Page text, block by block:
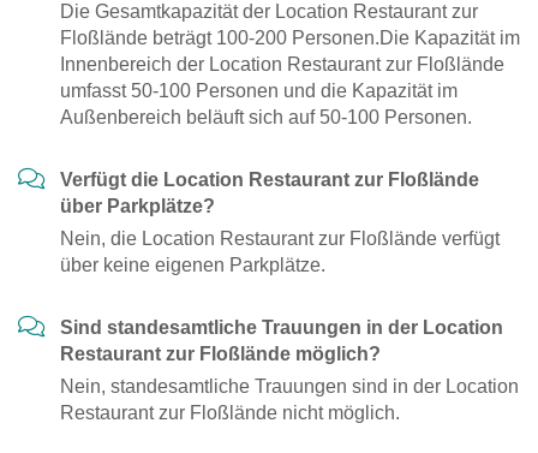
Die Gesamtkapazität der Location Restaurant zur
Floßlände beträgt 100-200 Personen.Die Kapazität im
Innenbereich der Location Restaurant zur Floßlände
umfasst 50-100 Personen und die Kapazität im
Außenbereich beläuft sich auf 50-100 Personen.
Verfügt die Location Restaurant zur Floßlände
über Parkplätze?
Nein, die Location Restaurant zur Floßlände verfügt
über keine eigenen Parkplätze.
Sind standesamtliche Trauungen in der Location
Restaurant zur Floßlände möglich?
Nein, standesamtliche Trauungen sind in der Location
Restaurant zur Floßlände nicht möglich.